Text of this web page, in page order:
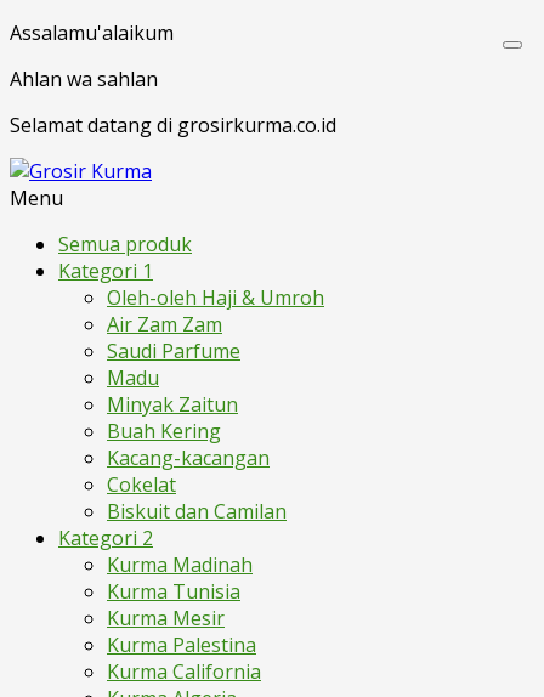
Assalamu'alaikum
Ahlan wa sahlan
Selamat datang di grosirkurma.co.id
Menu
Semua produk
Kategori 1
Oleh-oleh Haji & Umroh
Air Zam Zam
Saudi Parfume
Madu
Minyak Zaitun
Buah Kering
Kacang-kacangan
Cokelat
Biskuit dan Camilan
Kategori 2
Kurma Madinah
Kurma Tunisia
Kurma Mesir
Kurma Palestina
Kurma California